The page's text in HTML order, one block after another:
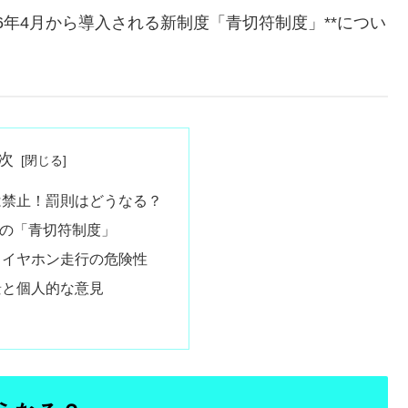
4月から導入される新制度「青切符制度」**につい
止！罰則はどうなる？
「青切符制度」
ヤホン走行の危険性
個人的な意見